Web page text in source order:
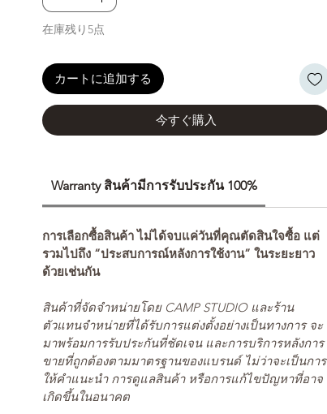
在庫残り5点
カートに追加する
今すぐ購入
Warranty สินค้ามีการรับประกัน 100%
การเลือกซื้อสินค้า ไม่ได้จบแค่วันที่คุณตัดสินใจซื้อ แต่
รวมไปถึง “ประสบการณ์หลังการใช้งาน” ในระยะยาว
ด้วยเช่นกัน
สินค้าที่จัดจำหน่ายโดย CAMP STUDIO และร้าน
ตัวแทนจำหน่ายที่ได้รับการแต่งตั้งอย่างเป็นทางการ จะ
มาพร้อมการรับประกันที่ชัดเจน และการบริการหลังการ
ขายที่ถูกต้องตามมาตรฐานของแบรนด์ ไม่ว่าจะเป็นการ
ให้คำแนะนำ การดูแลสินค้า หรือการแก้ไขปัญหาที่อาจ
เกิดขึ้นในอนาคต